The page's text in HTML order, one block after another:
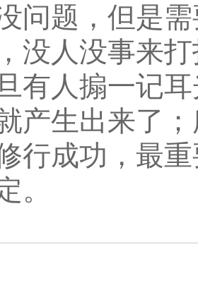
问题，但是
没人没事来
有人搧一记
产生出来了
行成功，最
。